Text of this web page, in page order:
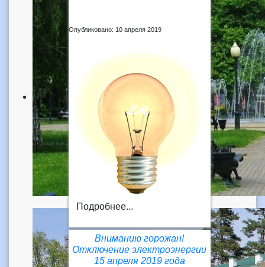
Опубликовано: 10 апреля 2019
Подробнее...
Вниманию горожан!
Отключение электроэнергии
15 апреля 2019 года